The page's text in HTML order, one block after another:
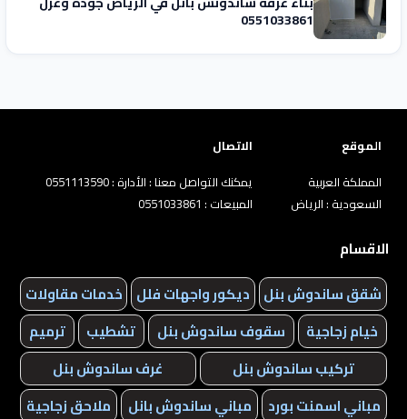
0551033861
الموقع
الاتصال
المملكة العربية
السعودية : الرياض
يمكنك التواصل معنا : الأدارة : 0551113590
المبيعات : 0551033861
الاقسام
شقق ساندوش بنل ديكور واجهات فلل خدمات مقاولات
خيام زجاجية
سقوف ساندوش بنل تشطيب
ترميم
تركيب ساندوش بنل
غرف ساندوش بنل
مباني اسمنت بورد
مباني ساندوش بانل ملاحق زجاجية